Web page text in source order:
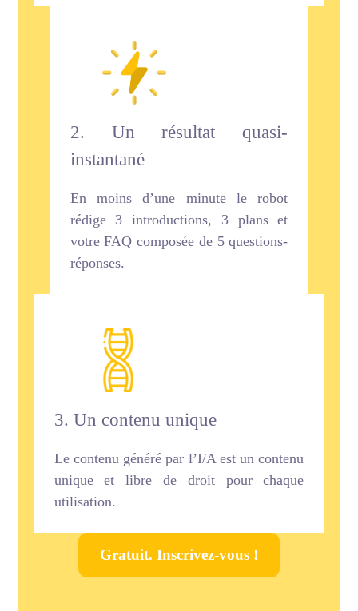
2. Un résultat quasi-
instantané
En moins d’une minute le robot
rédige 3 introductions, 3 plans et
votre FAQ composée de 5 questions-
réponses.
3. Un contenu unique
Le contenu généré par l’I/A est un contenu
unique et libre de droit pour chaque
utilisation.
Gratuit. Inscrivez-vous !